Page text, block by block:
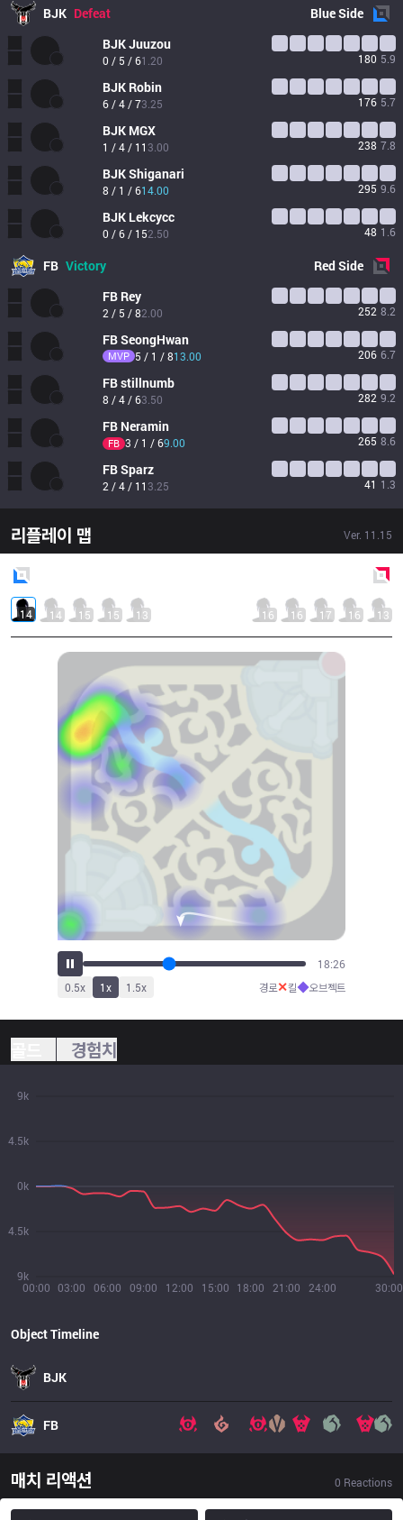
BJK Defeat BlueSide
BJKJuuzou
0 / 5 / 61.20 180 5.9
BJK Robin
6 / 4 / 73.25 176 5.7
BJK MGX
1 / 4 / 11 3.00 238 7.8
BJKShiganari
8 / 1 / 614.00 295 9.6
BJK Lekcycc
0 / 6 / 152.50 48 1.6
FB Victory RedSide
FB Rey
2 / 5 / 82.00 252 8.2
FBSeongHwan
MVP 5 / 1 / 813.00 206 6.7
FBstillnumb
8 / 4 / 63.50 282 9.2
FB Neramin
FB 3 / 1 / 69.00 265 8.6
FBSparz
2 / 4 / 11 3.25 41 1.3
리플레이 맵 Ver. 11.15
14 14 15 15 13 16 16 17 16 13
19:47
0.5x 1x 1.5x 경로✕킬◆오브젝트
경험치
00:00 03:00 06:00 09:00 12:00 15:00 18:00 21:00 24:00 30:00
9k
4.5k
0k
4.5k
9k
Object Timeline
BJK
FB
매치 리액션 0 Reactions